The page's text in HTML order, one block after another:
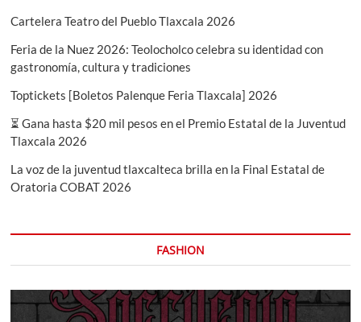
Cartelera Teatro del Pueblo Tlaxcala 2026
Feria de la Nuez 2026: Teolocholco celebra su identidad con
gastronomía, cultura y tradiciones
Toptickets [Boletos Palenque Feria Tlaxcala] 2026
⏳ Gana hasta $20 mil pesos en el Premio Estatal de la Juventud
Tlaxcala 2026
La voz de la juventud tlaxcalteca brilla en la Final Estatal de
Oratoria COBAT 2026
FASHION